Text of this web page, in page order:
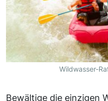
Wildwasser-
Bewältige die einzigen